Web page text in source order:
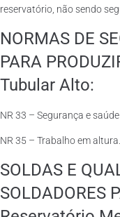
reservatório, não sendo
NORMAS DE
PARA
Tubular Alto:
NR 33 – Segurança e
NR 35 – Trabalho em altura.
SOLDAS E
SOLDADORES